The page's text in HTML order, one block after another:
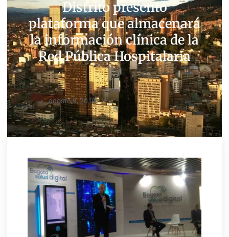
Distrito presentó
plataforma que almacenará
la información clínica de la
Red Pública Hospitalaria
agosto 9, 2019